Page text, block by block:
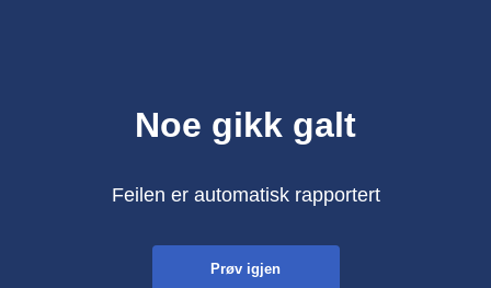
Noe gikk galt
Feilen er automatisk rapportert
Prøv igjen